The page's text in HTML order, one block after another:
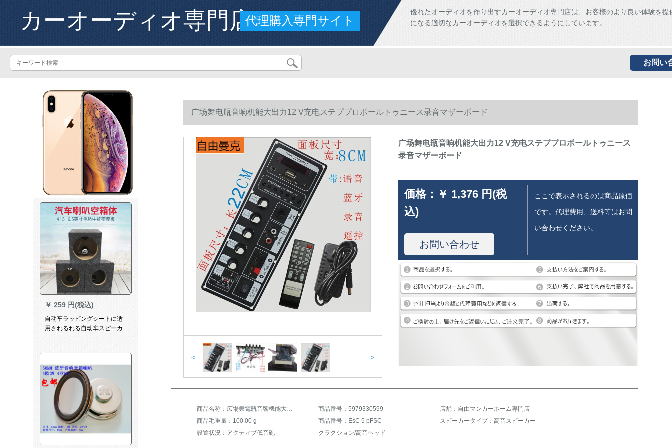
カーオーディオ専門店代理購入専門サイト
優れたオーディオを作り出すカーオーディオ専門店は、お客様のより良い体験を提
になる適切なカーオーディオを選択できるようにしています。
お問い
￥ 259 円(税込)
自动车ラッピングシートに适
用されるれる自动车スピーカ
ー4寸5寸6.5寸6*9空箱体5寸
广场舞电瓶音响机能大出力12 V充电ステププロポールトゥニース录音マザーボード
< >
广场舞电瓶音响机能大出力12 V充电ステププロポールトゥニース
录音マザーボード
価格： ￥ 1,376 円(税
込)
お問い合わせ
ここで表示されるのは商品原価
です。代理費用、送料等はお問
い合わせください。
商品名称：広場舞電瓶音響機能大出力12 V充電スピーカーブルートゥース録音マザーボード 商品番号：5979330599
店舗：自由マンカーホーム専門店
商品毛重量：100.00 g
商品番号：EsC 5 pFSC
スピーカータイプ：高音スピーカー
設置状況：アクティブ低音砲
クラクション/高音ヘッド